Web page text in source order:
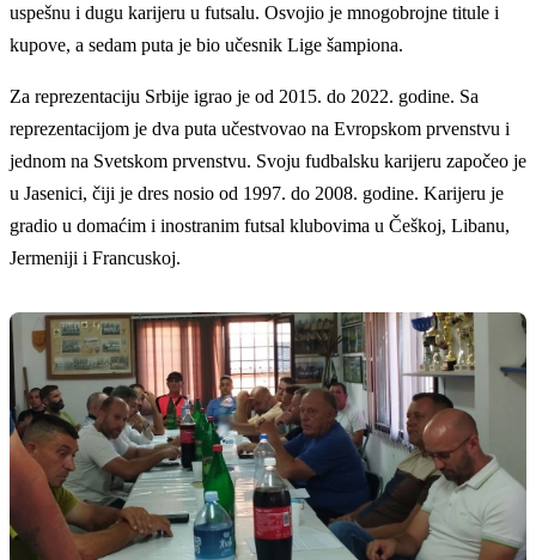
uspešnu i dugu karijeru u futsalu. Osvojio je mnogobrojne titule i
kupove, a sedam puta je bio učesnik Lige šampiona.
Za reprezentaciju Srbije igrao je od 2015. do 2022. godine. Sa
reprezentacijom je dva puta učestvovao na Evropskom prvenstvu i
jednom na Svetskom prvenstvu. Svoju fudbalsku karijeru započeo je
u Jasenici, čiji je dres nosio od 1997. do 2008. godine. Karijeru je
gradio u domaćim i inostranim futsal klubovima u Češkoj, Libanu,
Jermeniji i Francuskoj.